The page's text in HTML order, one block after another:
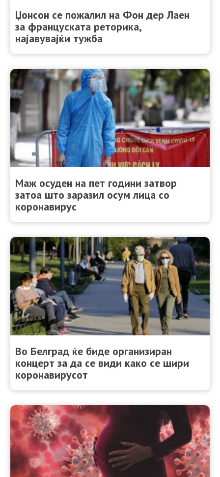
Џонсон се пожалил на Фон дер Лаен
за француската реторика,
најавувајќи тужба
Маж осуден на пет години затвор
затоа што заразил осум лица со
коронавирус
Во Белград ќе биде организиран
концерт за да се види како се шири
коронавирусот